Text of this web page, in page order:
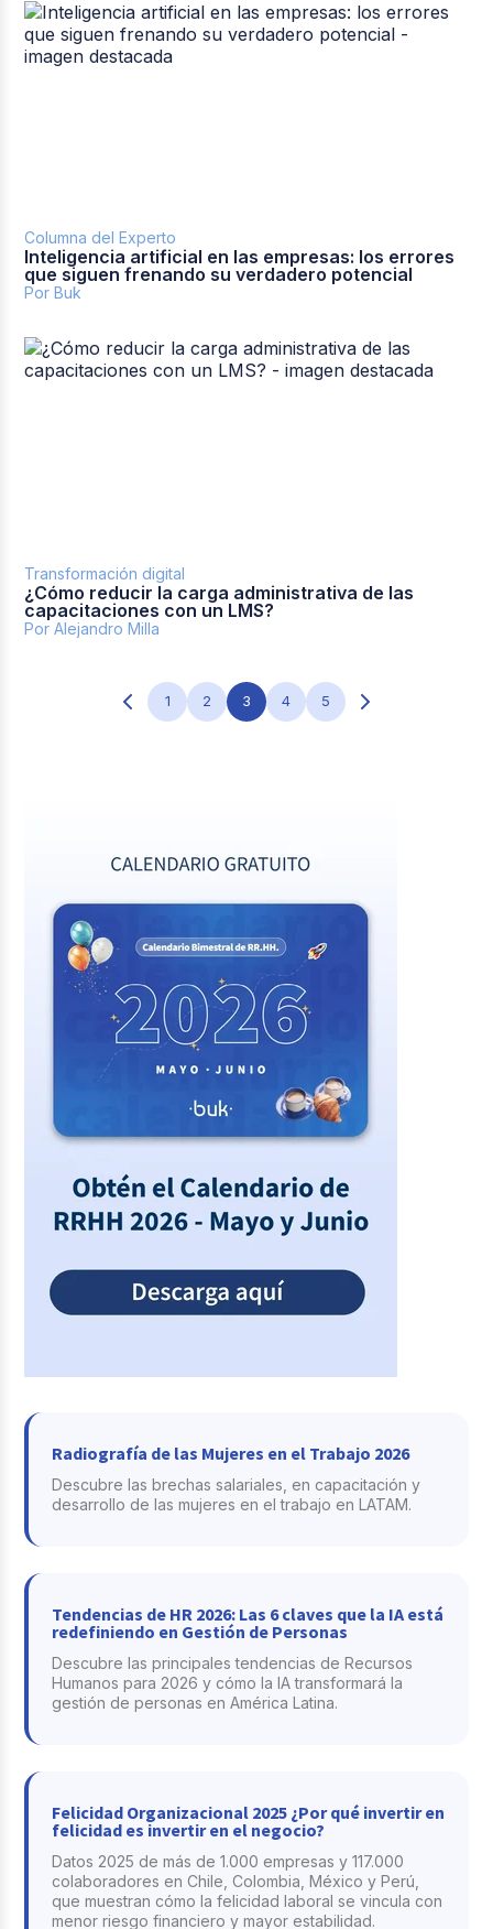
Columna del Experto
Inteligencia artificial en las empresas: los errores
que siguen frenando su verdadero potencial
Por Buk
Transformación digital
¿Cómo reducir la carga administrativa de las
capacitaciones con un LMS?
Por Alejandro Milla
1 2 3 4 5
Radiografía de las Mujeres en el Trabajo 2026
Descubre las brechas salariales, en capacitación y
desarrollo de las mujeres en el trabajo en LATAM.
Tendencias de HR 2026: Las 6 claves que la IA está
redefiniendo en Gestión de Personas
Descubre las principales tendencias de Recursos
Humanos para 2026 y cómo la IA transformará la
gestión de personas en América Latina.
Felicidad Organizacional 2025 ¿Por qué invertir en
felicidad es invertir en el negocio?
Datos 2025 de más de 1.000 empresas y 117.000
colaboradores en Chile, Colombia, México y Perú,
que muestran cómo la felicidad laboral se vincula con
menor riesgo financiero y mayor estabilidad.